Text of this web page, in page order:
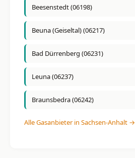
Beesenstedt (06198)
Beuna (Geiseltal) (06217)
Bad Dürrenberg (06231)
Leuna (06237)
Braunsbedra (06242)
Alle Gasanbieter in Sachsen-Anhalt →